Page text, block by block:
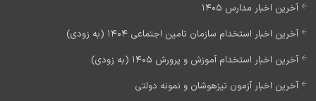
آخرین اخبار مدارس 1405
آخرین اخبار استخدام سازمان تامین اجتماعی 1404 (به زودی)
آخرین اخبار استخدام آموزش و پرورش 1405 (به زودی)
آخرین اخبار آزمون تیزهوشان و نمونه دولتی